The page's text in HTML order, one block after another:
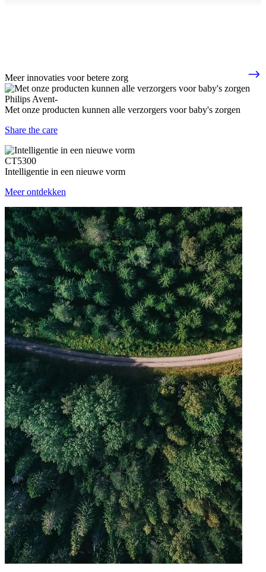
Meer innovaties voor betere zorg
Philips Avent-
Met onze producten kunnen alle verzorgers voor baby's zorgen
Share the care
CT5300
Intelligentie in een nieuwe vorm
Meer ontdekken